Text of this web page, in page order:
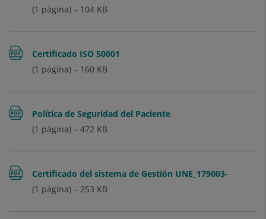
104 KB
(1 página)
Certificado ISO 50001
160 KB
(1 página)
Política de Seguridad del Paciente
472 KB
(1 página)
Certificado del sistema de Gestión UNE_179003-
LA LUZ-ESP-253 KB
(1 página)